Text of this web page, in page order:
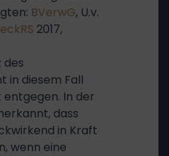
BVerwG, U.v.
2017,
des
in diesem Fall
In der
dass
in Kraft
wenn eine